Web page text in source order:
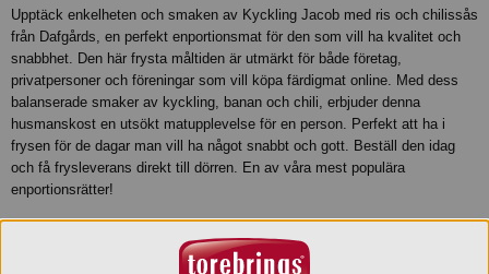
Upptäck enkelheten och smaken av Kyckling Jacob med ris och chilissås
från Dafgårds, en perfekt enportionsmat för den som vill ha kvalitet och
snabbhet. Den här frysta måltiden är utmärkt för både företag,
privatpersoner och föreningar som vill köpa färdigmat online. Med dess
balanserade smaker av kyckling, banan och chili, erbjuder denna
husmanskost en utsökt matupplevelse för en person. Perfekt att ha i
frysen för de dagar man vill ha något snabbt och gott. Beställ den idag
och få frysleverans direkt till dörren. En av våra mest populära
enportionsrätter!
Produktinformation